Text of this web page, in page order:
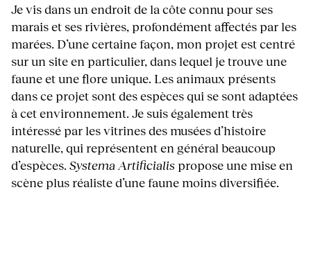
Je vis dans un endroit de la côte connu pour ses
marais et ses rivières, profondément affectés par les
marées. D’une certaine façon, mon projet est centré
sur un site en particulier, dans lequel je trouve une
faune et une flore unique. Les animaux présents
dans ce projet sont des espèces qui se sont adaptées
à cet environnement. Je suis également très
intéressé par les vitrines des musées d’histoire
naturelle, qui représentent en général beaucoup
d’espèces. Systema Artificialispropose une mise en
scène plus réaliste d’une faune moins diversifiée.